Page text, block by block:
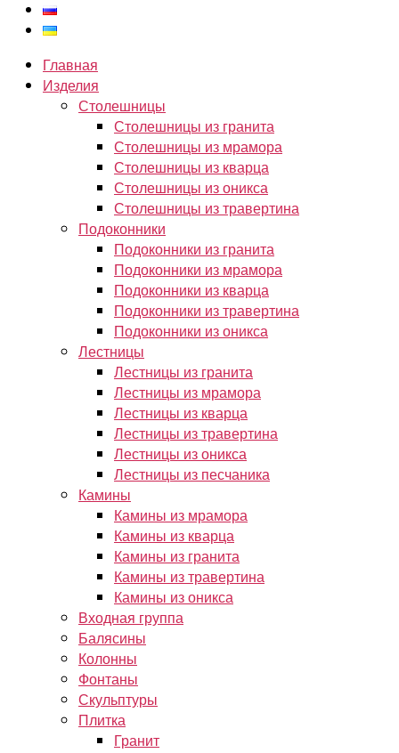
Главная
Изделия
Столешницы
Столешницы из гранита
Столешницы из мрамора
Столешницы из кварца
Столешницы из оникса
Столешницы из травертина
Подоконники
Подоконники из гранита
Подоконники из мрамора
Подоконники из кварца
Подоконники из травертина
Подоконники из оникса
Лестницы
Лестницы из гранита
Лестницы из мрамора
Лестницы из кварца
Лестницы из травертина
Лестницы из оникса
Лестницы из песчаника
Камины
Камины из мрамора
Камины из кварца
Камины из гранита
Камины из травертина
Камины из оникса
Входная группа
Балясины
Колонны
Фонтаны
Скульптуры
Плитка
Гранит